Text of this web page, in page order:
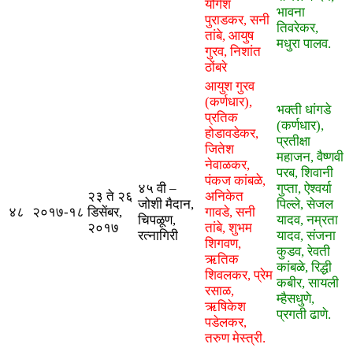
योगेश
पुराडकर, सनी
तांबे, ​आयुष​​
गुरव, निशांत
ठोंबरे
भावना
तिवरेकर,
मधुरा पालव.
४८ २०१७-१८
२३ ते २६
डिसेंबर,
२०१७
४५ वी –
जोशी मैदान,
चिपळूण,
रत्नागिरी
आयुश गुरव
(कर्णधार),
प्रतिक
होडावडेकर,
जितेश
नेवाळकर,
पंकज कांबळे,
अनिकेत
गावडे, सनी
तांबे, शुभम
शिगवण,
ऋतिक
शिवलकर, प्रेम
रसाळ,
ऋषिकेश
पडेलकर,
तरुण मेस्त्री.
भक्ती धांगडे
(कर्णधार),
प्रतीक्षा
महाजन, वैष्णवी
परब, शिवानी
गुप्ता, ऐश्वर्या
पिल्ले, सेजल
यादव, नम्रता
यादव, संजना
कुडव, रेवती
कांबळे, रिद्धी
कबीर, सायली
म्हैसधुणे,
प्रगती ढाणे.